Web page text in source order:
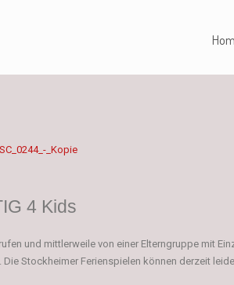
4 Kids
und mittlerweile von einer Elterngruppe mit
Die Stockheimer Ferienspielen können derzeit